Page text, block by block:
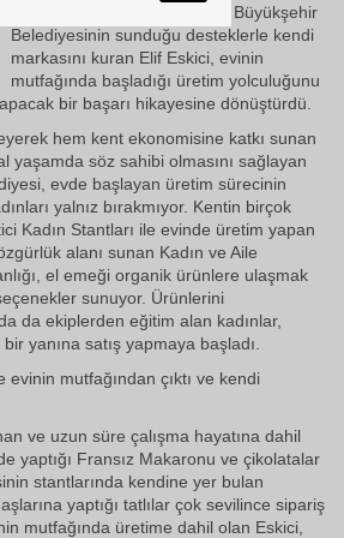
kadınları girişimciliğe taşıyor. Büyükşehir
Belediyesinin sunduğu desteklerle kendi
markasını kuran Elif Eskici, evinin
mutfağında başladığı üretim yolculuğunu
bir başarı hikayesine dönüştürdü.
hem kent ekonomisine katkı sunan
yaşamda söz sahibi olmasını sağlayan
evde başlayan üretim sürecinin
yalnız bırakmıyor. Kentin birçok
Kadın Stantları ile evinde üretim yapan
alanı sunan Kadın ve Aile
el emeği organik ürünlere ulaşmak
sunuyor. Ürünlerini
da ekiplerden eğitim alan kadınlar,
yanına satış yapmaya başladı.
mutfağından çıktı ve kendi
ve uzun süre çalışma hayatına dahil
yaptığı Fransız Makaronu ve çikolatalar
stantlarında kendine yer bulan
yaptığı tatlılar çok sevilince sipariş
mutfağında üretime dahil olan Eskici,